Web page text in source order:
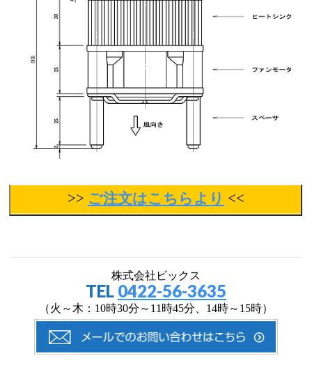
>> ご注文はこちらより <<
株式会社ビックス
TEL 0422-56-3635
（火～木：10時30分～11時45分、14時～15時）